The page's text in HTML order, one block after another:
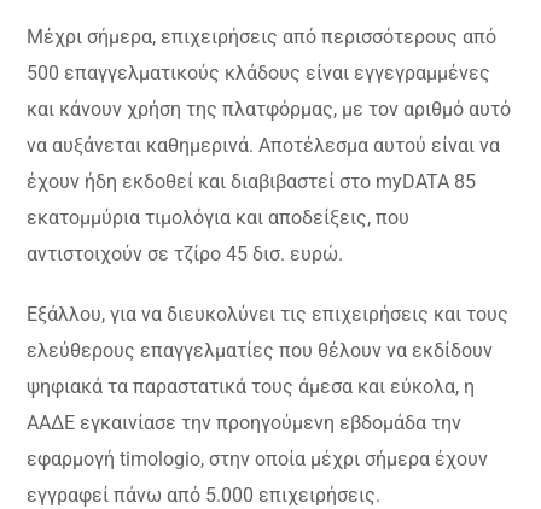
Μέχρι σήμερα, επιχειρήσεις από περισσότερους από
500 επαγγελματικούς κλάδους είναι εγγεγραμμένες
και κάνουν χρήση της πλατφόρμας, με τον αριθμό αυτό
να αυξάνεται καθημερινά. Αποτέλεσμα αυτού είναι να
έχουν ήδη εκδοθεί και διαβιβαστεί στο myDATA 85
εκατομμύρια τιμολόγια και αποδείξεις, που
αντιστοιχούν σε τζίρο 45 δισ. ευρώ.
Εξάλλου, για να διευκολύνει τις επιχειρήσεις και τους
ελεύθερους επαγγελματίες που θέλουν να εκδίδουν
ψηφιακά τα παραστατικά τους άμεσα και εύκολα, η
ΑΑΔΕ εγκαινίασε την προηγούμενη εβδομάδα την
εφαρμογή timologio, στην οποία μέχρι σήμερα έχουν
εγγραφεί πάνω από 5.000 επιχειρήσεις.